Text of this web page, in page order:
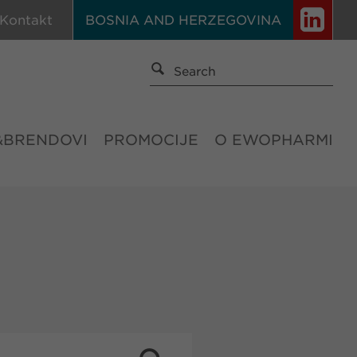
BOSNIA AND HERZEGOVINA
Kontakt
PROMOCIJE O EWOPHARMI